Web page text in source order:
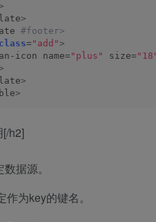
>
#footer>
class= "add">
icon name= "plus" size=
>
>
[/h2]
据源。
为key的键名。